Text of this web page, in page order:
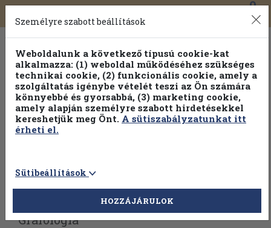
Toggle
navigation
0
Válogasson több mint 1.000.000 kiadványunk közül
100% kedvezménnyel!
Vissza az előző oldalra Válasszon példányt
Grafológia
Személyre szabott beállítások
Weboldalunk a következő típusú cookie-kat
alkalmazza: (1) weboldal működéséhez szükséges
technikai cookie, (2) funkcionális cookie, amely a
szolgáltatás igénybe vételét teszi az Ön számára
könnyebbé és gyorsabbá, (3) marketing cookie,
amely alapján személyre szabott hirdetésekkel
kereshetjük meg Önt. A sütiszabályzatunkat itt
érheti el.
Sütibeállítások
HOZZÁJÁRULOK